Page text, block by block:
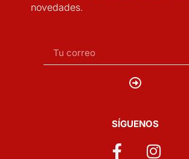
novedades.
SÍGUENOS